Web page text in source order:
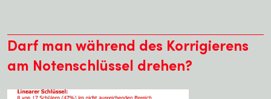
Darf man während des Korrigierens
am Notenschlüssel drehen?